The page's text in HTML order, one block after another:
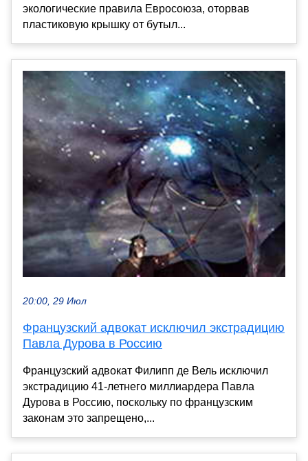
экологические правила Евросоюза, оторвав
пластиковую крышку от бутыл...
20:00, 29 Июл
Французский адвокат исключил экстрадицию
Павла Дурова в Россию
Французский адвокат Филипп де Вель исключил
экстрадицию 41-летнего миллиардера Павла
Дурова в Россию, поскольку по французским
законам это запрещено,...